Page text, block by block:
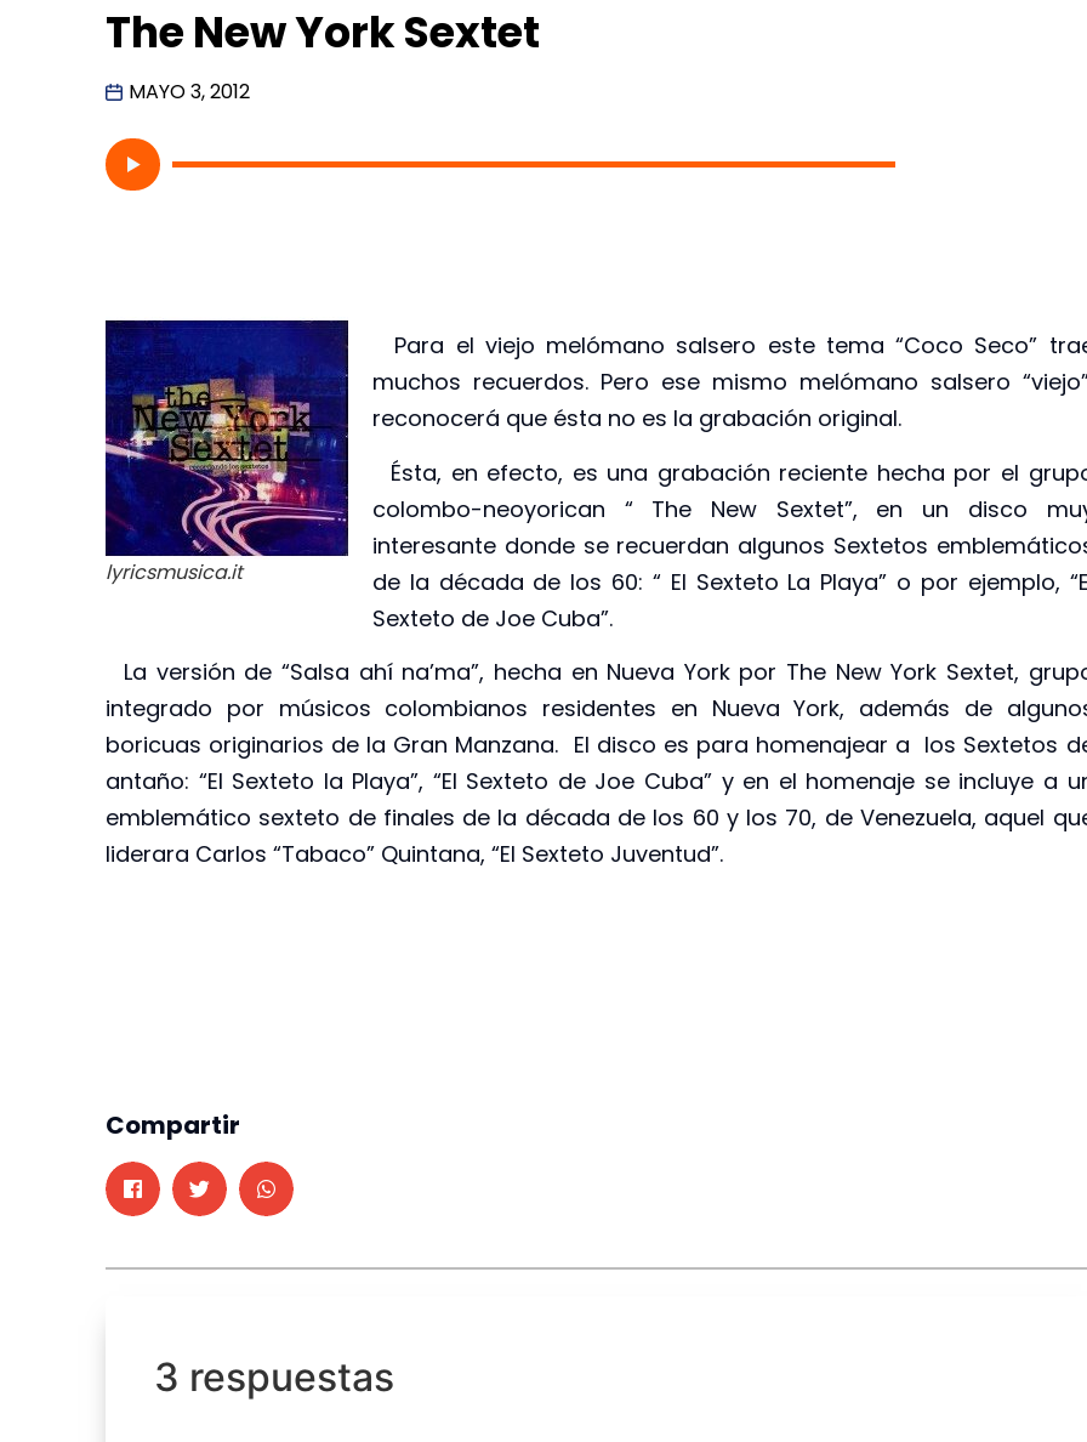
The New York Sextet
MAYO 3, 2012
lyricsmusica.it
Para el viejo melómano salsero este tema “Coco Seco”
muchos recuerdos. Pero ese mismo melómano salsero
reconocerá que ésta no es la grabación original.
Ésta, en efecto, es una grabación reciente hecha por el
colombo-neoyorican “ The New Sextet”, en un disco
interesante donde se recuerdan algunos Sextetos
de la década de los 60: “ El Sexteto La Playa” o por ejemplo,
Sexteto de Joe Cuba”.
La versión de “Salsa ahí na’ma”, hecha en Nueva York por The New York Sextet,
integrado por músicos colombianos residentes en Nueva York, además de
boricuas originarios de la Gran Manzana. El disco es para homenajear a los Sextetos
antaño: “El Sexteto la Playa”, “El Sexteto de Joe Cuba” y en el homenaje se incluye a
emblemático sexteto de finales de la década de los 60 y los 70, de Venezuela, aquel
liderara Carlos “Tabaco” Quintana, “El Sexteto Juventud”.
Compartir
3 respuestas